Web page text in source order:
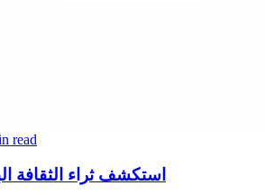
read
استكشف ثراء الثقافة